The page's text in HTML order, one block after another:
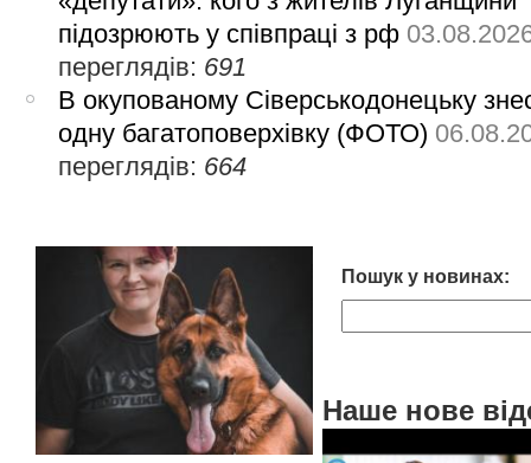
підозрюють у співпраці з рф
переглядів: 691
В окупованому Сіверськодонецьку
одну багатоповерхівку (ФОТО)
переглядів: 664
Пошук у новинах:
Наше нове